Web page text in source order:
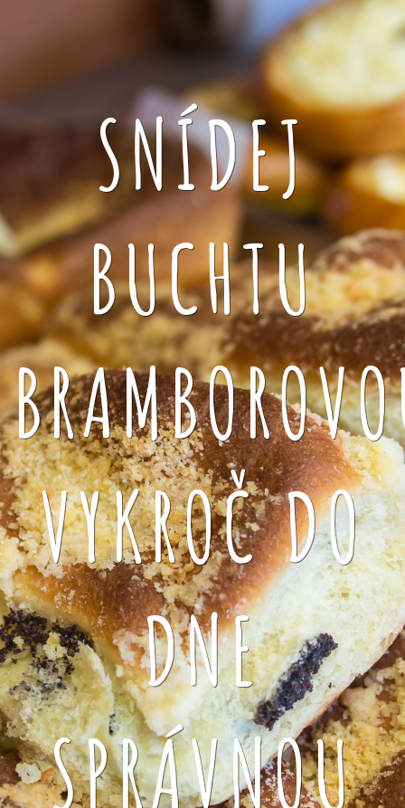
SNÍDEJ
BUCHTU
VYKROČ DO
DNE
SPRÁVNOU